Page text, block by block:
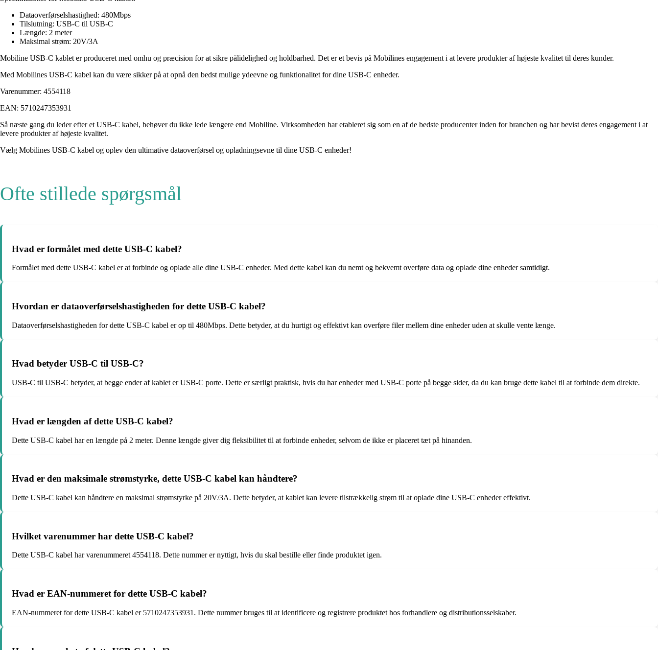
Dataoverførselshastighed: 480Mbps
Tilslutning: USB-C til USB-C
Længde: 2 meter
Maksimal strøm: 20V/3A
Mobiline USB-C kablet er produceret med omhu og præcision for at sikre pålidelighed og holdbarhed. Det er et bevis på Mobilines engagement i at levere produkter af højeste kvalitet til deres kunder.
Med Mobilines USB-C kabel kan du være sikker på at opnå den bedst mulige ydeevne og funktionalitet for dine USB-C enheder.
Varenummer: 4554118
EAN: 5710247353931
Så næste gang du leder efter et USB-C kabel, behøver du ikke lede længere end Mobiline. Virksomheden har etableret sig som en af ​​de bedste producenter inden for branchen og har bevist deres engagement i at
levere produkter af højeste kvalitet.
Vælg Mobilines USB-C kabel og oplev den ultimative dataoverførsel og opladningsevne til dine USB-C enheder!
Ofte stillede spørgsmål
Hvad er formålet med dette USB-C kabel?
Formålet med dette USB-C kabel er at forbinde og oplade alle dine USB-C enheder. Med dette kabel kan du nemt og bekvemt overføre data og oplade dine enheder samtidigt.
Hvordan er dataoverførselshastigheden for dette USB-C kabel?
Dataoverførselshastigheden for dette USB-C kabel er op til 480Mbps. Dette betyder, at du hurtigt og effektivt kan overføre filer mellem dine enheder uden at skulle vente længe.
Hvad betyder USB-C til USB-C?
USB-C til USB-C betyder, at begge ender af kablet er USB-C porte. Dette er særligt praktisk, hvis du har enheder med USB-C porte på begge sider, da du kan bruge dette kabel til at forbinde dem direkte.
Hvad er længden af dette USB-C kabel?
Dette USB-C kabel har en længde på 2 meter. Denne længde giver dig fleksibilitet til at forbinde enheder, selvom de ikke er placeret tæt på hinanden.
Hvad er den maksimale strømstyrke, dette USB-C kabel kan håndtere?
Dette USB-C kabel kan håndtere en maksimal strømstyrke på 20V/3A. Dette betyder, at kablet kan levere tilstrækkelig strøm til at oplade dine USB-C enheder effektivt.
Hvilket varenummer har dette USB-C kabel?
Dette USB-C kabel har varenummeret 4554118. Dette nummer er nyttigt, hvis du skal bestille eller finde produktet igen.
Hvad er EAN-nummeret for dette USB-C kabel?
EAN-nummeret for dette USB-C kabel er 5710247353931. Dette nummer bruges til at identificere og registrere produktet hos forhandlere og distributionsselskaber.